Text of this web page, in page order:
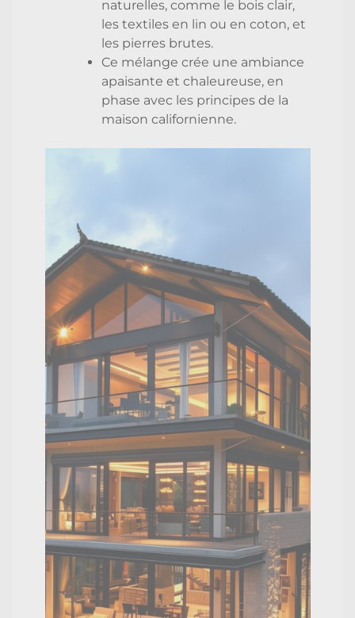
naturelles, comme le bois clair,
les textiles en lin ou en coton, et
les pierres brutes.
Ce mélange crée une ambiance
apaisante et chaleureuse, en
phase avec les principes de la
maison californienne.